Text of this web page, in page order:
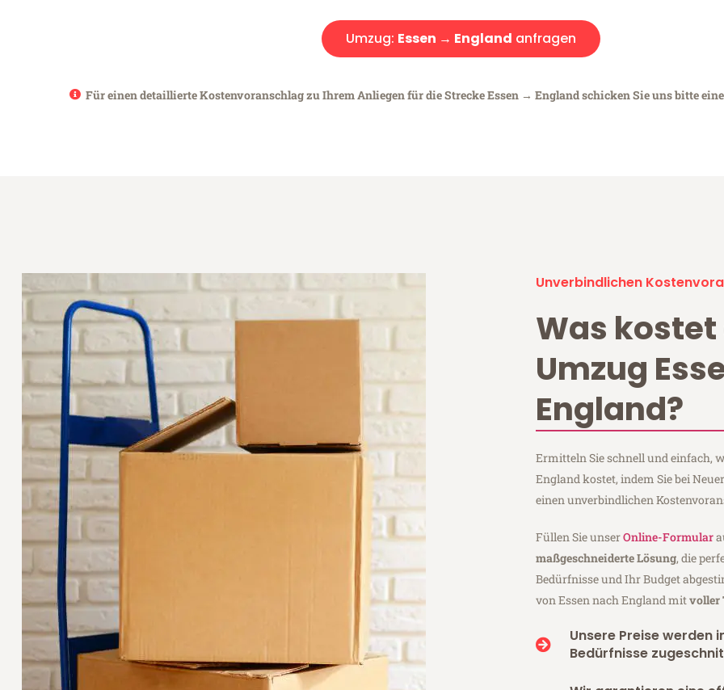
Umzug: Essen → England anfragen
Für einen detaillierte Kostenvoranschlag zu Ihrem Anliegen für die Strecke Essen → England schicken Sie uns bitte
Unverbindlichen
Was kostet
Umzug
England?
Ermitteln Sie schnell und einfach,
England kostet, indem Sie bei
einen unverbindlichen
Füllen Sie unserOnline-Formular
maßgeschneiderte Lösung, die
Bedürfnisse und Ihr Budget
von Essen nach England mitvoller
Unsere Preise werden
Bedürfnisse